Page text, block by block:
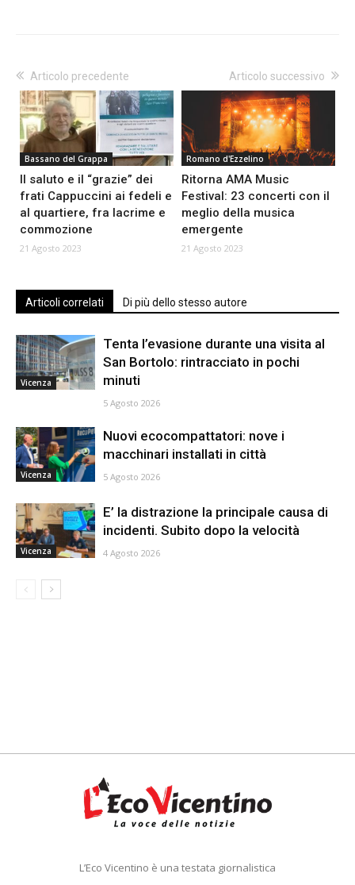
Articolo precedente
Bassano del Grappa
Il saluto e il “grazie” dei
frati Cappuccini ai fedeli e
al quartiere, fra lacrime e
commozione
21 Agosto 2023
Articolo successivo
Romano d'Ezzelino
Ritorna AMA Music
Festival: 23 concerti con il
meglio della musica
emergente
21 Agosto 2023
Articoli correlati Di più dello stesso autore
Vicenza
Tenta l’evasione durante una visita al
San Bortolo: rintracciato in pochi
minuti
5 Agosto 2026
Vicenza
Nuovi ecocompattatori: nove i
macchinari installati in città
5 Agosto 2026
Vicenza
E’ la distrazione la principale causa di
incidenti. Subito dopo la velocità
4 Agosto 2026
L’Eco Vicentino è una testata giornalistica